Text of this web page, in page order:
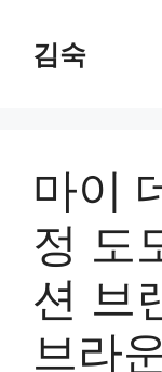
content
김숙
마이
정 도
션 브
브라